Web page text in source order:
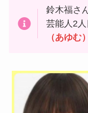
鈴木福さ
芸能人2
（あゆむ